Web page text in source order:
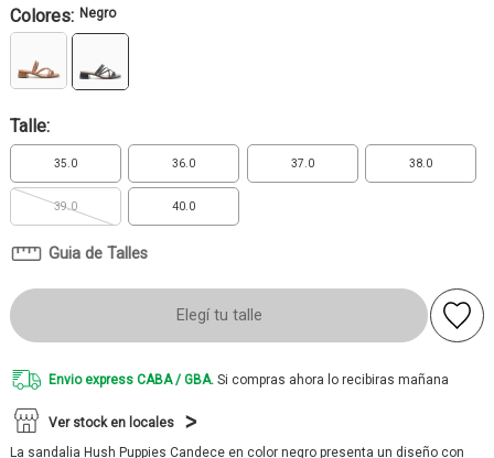
Colores: Negro
Talle:
35.0 36.0 37.0 38.0
39.0 40.0
Guia de Talles
Elegí tu talle
Envio express CABA / GBA. Si compras ahora lo recibiras mañana
Ver stock en locales
La sandalia Hush Puppies Candece en color negro presenta un diseño con